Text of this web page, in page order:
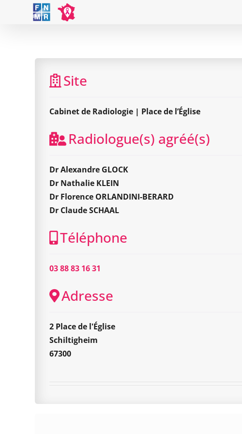
Site
Cabinet de Radiologie | Place de l’Église
Radiologue(s) agréé(s)
Dr Alexandre GLOCK
Dr Nathalie KLEIN
Dr Florence ORLANDINI-BERARD
Dr Claude SCHAAL
Téléphone
03 88 83 16 31
Adresse
2 Place de l'Église
Schiltigheim
67300